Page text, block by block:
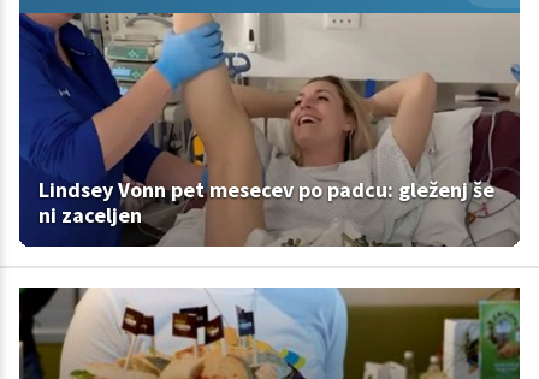
Lindsey Vonn pet mesecev po padcu: gleženj še
ni zaceljen